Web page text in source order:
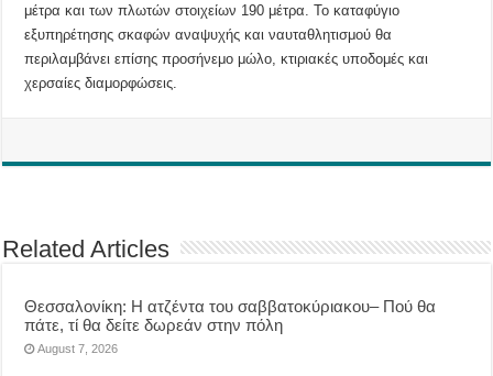
μέτρα και των πλωτών στοιχείων 190 μέτρα. Το καταφύγιο
εξυπηρέτησης σκαφών αναψυχής και ναυταθλητισμού θα
περιλαμβάνει επίσης προσήνεμο μώλο, κτιριακές υποδομές και
χερσαίες διαμορφώσεις.
Related Articles
Θεσσαλονίκη: Η ατζέντα του σαββατοκύριακου– Πού θα
πάτε, τί θα δείτε δωρεάν στην πόλη
August 7, 2026